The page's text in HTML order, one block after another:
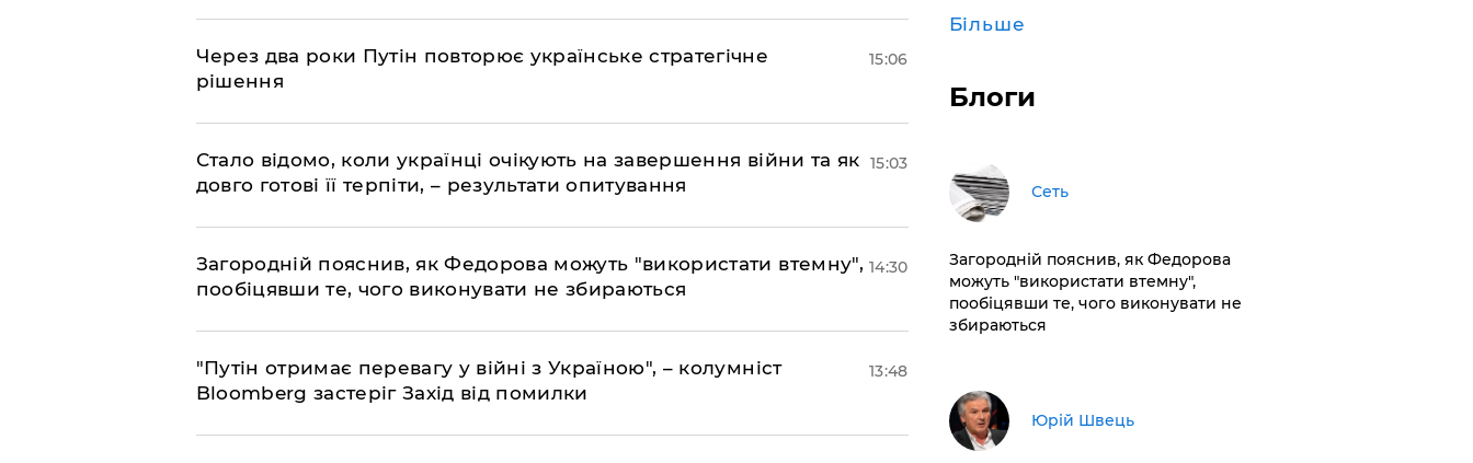
Через два роки Путін повторює українське стратегічне
рішення
15:06
Стало відомо, коли українці очікують на завершення війни та як
довго готові її терпіти, – результати опитування
15:03
Загородній пояснив, як Федорова можуть "використати втемну",
пообіцявши те, чого виконувати не збираються
14:30
"Путін отримає перевагу у війні з Україною", – колумніст
Bloomberg застеріг Захід від помилки
13:48
Більше
Блоги
Сеть
Загородній пояснив, як Федорова
можуть "використати втемну",
пообіцявши те, чого виконувати не
збираються
Юрій Швець